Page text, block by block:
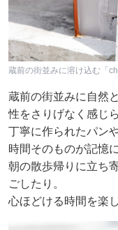
蔵前の街並みに溶け込む「
蔵前の街並みに自然
性をさりげなく感じ
丁寧に作られたパン
時間そのものが記憶
朝の散歩帰りに立ち
ごしたり。
心ほどける時間を楽